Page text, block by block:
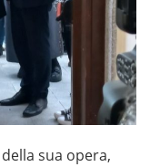
sua opera,